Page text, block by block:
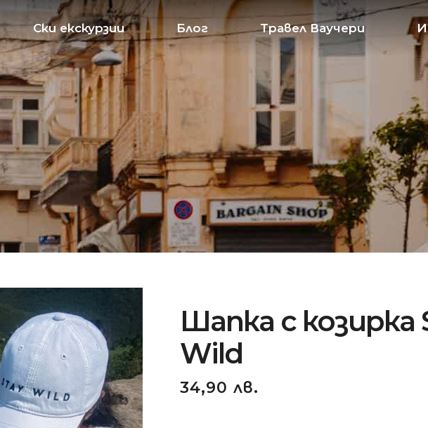
Ски екскурзии Блог Травел Ваучери
Шапка с козирка
Wild
34,90 лв.